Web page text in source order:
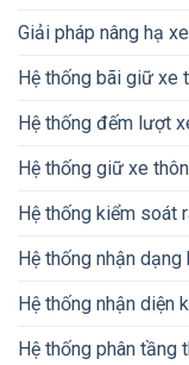
Giải pháp nâng hạ
Hệ thống bãi giữ xe
Hệ thống đếm lượt
Hệ thống giữ xe
Hệ thống kiểm soát
Hệ thống nhận dạng
Hệ thống nhận diện
Hệ thống phân tầng